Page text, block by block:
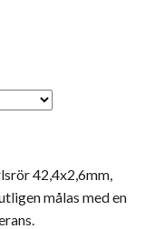
42,4x2,6mm,
målas med en